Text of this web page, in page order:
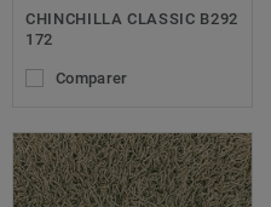
CHINCHILLA CLASSIC B292
172
Comparer